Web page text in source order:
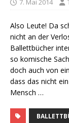
7. Mai 2014
Also Leute! Da
nicht an der
Ballettbücher
so komische
doch auch von
dass das nicht
Mensch …